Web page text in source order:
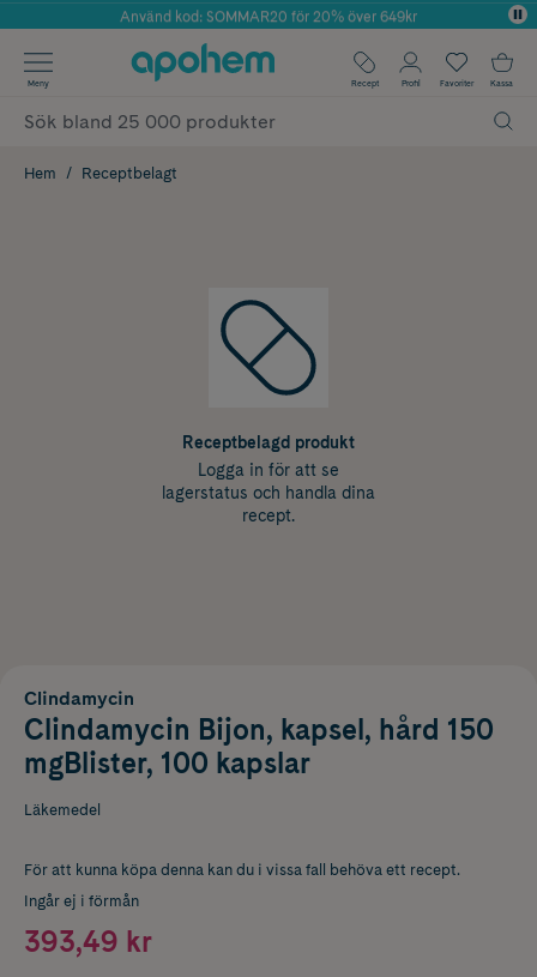
Årets Butik 2025 inom Skönhet
Använd kod: SOMMAR20 för 20% över 649kr
✓ Fri frakt
✓ Poäng på alla köp*
Meny Recept Profil Favoriter Kassa
Hem Receptbelagt
Receptbelagd produkt
Logga in för att se
lagerstatus och handla dina
recept.
Clindamycin
Clindamycin Bijon, kapsel, hård 150
mgBlister, 100 kapslar
Läkemedel
För att kunna köpa denna kan du i vissa fall behöva ett recept.
Ingår ej i förmån
393,49 kr